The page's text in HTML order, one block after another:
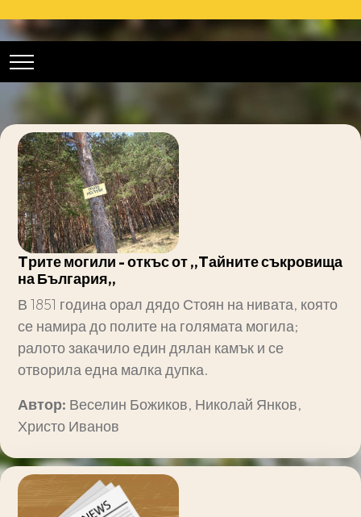
Tрите могили - откъс от ,,Tайните съкровища
на България,,
В 1851 година орал дядо Стоян на нивата, която
се намира до полите на голямата могила;
ралото закачило един дялан камък и се
отворила една малка дупка.
Автор: Веселин Божиков, Николай Янков,
Христо Иванов